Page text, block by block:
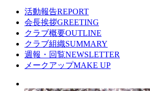
活動報告REPORT
会長挨拶GREETING
クラブ概要OUTLINE
クラブ組織SUMMARY
週報・回覧NEWSLETTER
メークアップMAKE UP